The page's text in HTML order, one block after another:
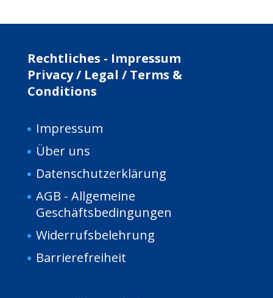
Rechtliches - Impressum
Privacy / Legal / Terms &
Conditions
Impressum
Über uns
Datenschutzerklärung
AGB - Allgemeine
Geschäftsbedingungen
Widerrufsbelehrung
Barrierefreiheit